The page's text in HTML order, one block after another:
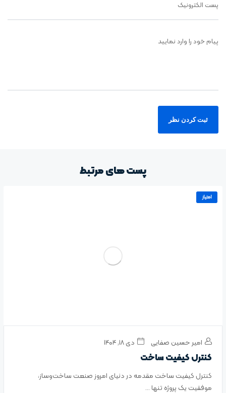
پست الکترونیک
پیام خود را وارد نمایید
پست های مرتبط
امتیاز
امیر حسین صفایی دی ۱۸, ۱۴۰۴
کنترل کیفیت ساخت
کنترل کیفیت ساخت مقدمه در دنیای امروز صنعت ساخت‌وساز،
موفقیت یک پروژه تنها ...